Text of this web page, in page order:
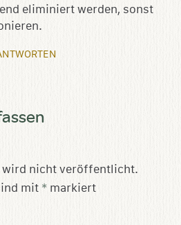
eliminiert werden, sonst
wird nicht veröffentlicht.
mit * markiert